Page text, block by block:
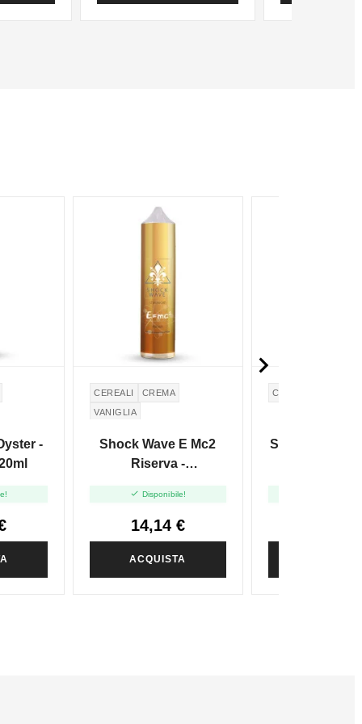
-
CEREALI
CREMA
VANIGLIA
GRAHAM CRACKERS
Shock Wave E Mc2
Riserva -
Shot 20ml
 Disponibile!
14,14 €
ACQUISTA
CREMA
Shock Wave
